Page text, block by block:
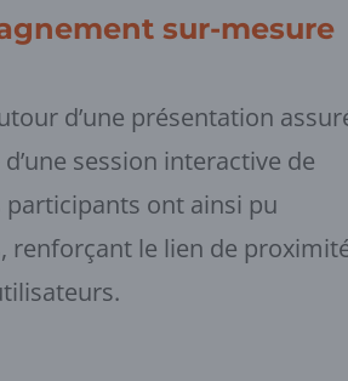
sur-mesure
d’une présentation
session interactive de
participants ont ainsi pu
renforçant le lien de